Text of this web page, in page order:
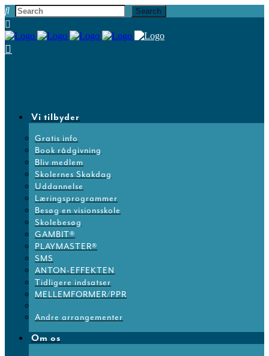
Vi tilbyder
Gratis info
Book rådgivning
Bliv medlem
Skolernes Skakdag
Uddannelse
Læringsprogrammer
Besøg en visionsskole
Skolebesøg
GAMBIT®
PLAYMASTER®
SMS
ANTON-EFFEKTEN
Tidligere indsatser
MELLEMFORMER/PPR
Andre arrangementer
Om os